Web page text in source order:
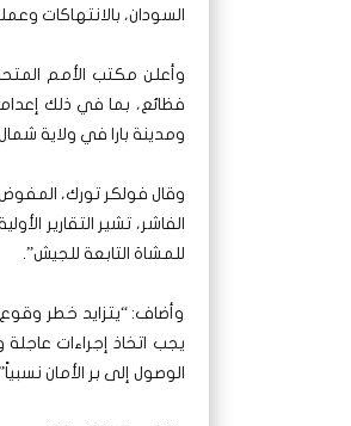
السودان، بالانتهاكات
وأعلن مكتب الأمم
فظائع، بما في ذلك
ومدينة بارا في ولاية
وقال فولكر تورك،
الفاشر، تشير التقارير
للمشاة التابعة للجيش”.
وأضاف: “يتزايد خطر وقوع
يجب اتخاذ إجراءات
الوصول إلى بر الأمان